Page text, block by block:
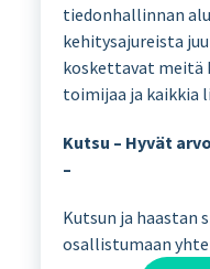
tiedonhallinnan
kehitysajureista
koskettavat meitä
toimijaa ja kaikkia
Kutsu – Hyvät
–
Kutsun ja haastan
osallistumaan